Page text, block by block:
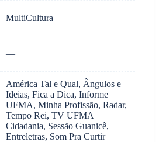
MultiCultura
—
América Tal e Qual, Ângulos e
Ideias, Fica a Dica, Informe
UFMA, Minha Profissão, Radar,
Tempo Rei, TV UFMA
Cidadania, Sessão Guanicê,
Entreletras, Som Pra Curtir